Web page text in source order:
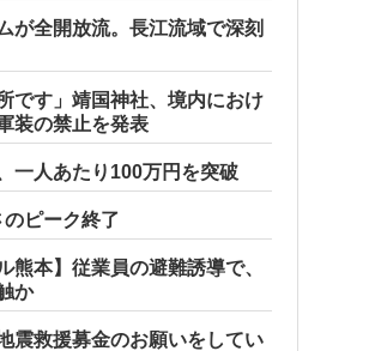
が全開放流。長江流域で深刻
です」靖国神社、境内におけ
装の禁止を発表
一人あたり100万円を突破
ピーク終了
熊本】従業員の避難誘導で、
か
震救援募金のお願いをしてい